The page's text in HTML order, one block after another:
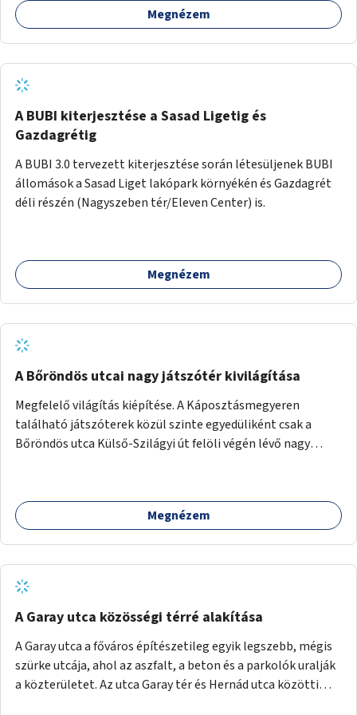
barátságosabbá és zöldebbé lehetne tenni a megállókat.
Megnézem
A BUBI kiterjesztése a Sasad Ligetig és
Gazdagrétig
A BUBI 3.0 tervezett kiterjesztése során létesüljenek BUBI
állomások a Sasad Liget lakópark környékén és Gazdagrét
déli részén (Nagyszeben tér/Eleven Center) is.
Megnézem
A Bőröndös utcai nagy játszótér kivilágítása
Megfelelő világítás kiépítése. A Káposztásmegyeren
található játszóterek közül szinte egyedüliként csak a
Bőröndös utca Külső-Szilágyi út felöli végén lévő nagy
Megnézem
A Garay utca közösségi térré alakítása
A Garay utca a főváros építészetileg egyik legszebb, mégis
szürke utcája, ahol az aszfalt, a beton és a parkolók uralják
a közterületet. Az utca Garay tér és Hernád utca közötti